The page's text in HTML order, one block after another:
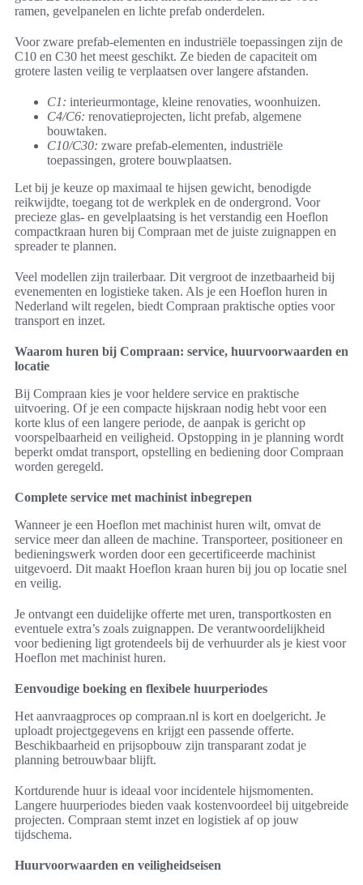
ramen, gevelpanelen en lichte prefab onderdelen.
Voor zware prefab-elementen en industriële toepassingen zijn de
C10 en C30 het meest geschikt. Ze bieden de capaciteit om
grotere lasten veilig te verplaatsen over langere afstanden.
C1: interieurmontage, kleine renovaties, woonhuizen.
C4/C6: renovatieprojecten, licht prefab, algemene
bouwtaken.
C10/C30: zware prefab-elementen, industriële
toepassingen, grotere bouwplaatsen.
Let bij je keuze op maximaal te hijsen gewicht, benodigde
reikwijdte, toegang tot de werkplek en de ondergrond. Voor
precieze glas- en gevelplaatsing is het verstandig een Hoeflon
compactkraan huren bij Compraan met de juiste zuignappen en
spreader te plannen.
Veel modellen zijn trailerbaar. Dit vergroot de inzetbaarheid bij
evenementen en logistieke taken. Als je een Hoeflon huren in
Nederland wilt regelen, biedt Compraan praktische opties voor
transport en inzet.
Waarom huren bij Compraan: service, huurvoorwaarden en
locatie
Bij Compraan kies je voor heldere service en praktische
uitvoering. Of je een compacte hijskraan nodig hebt voor een
korte klus of een langere periode, de aanpak is gericht op
voorspelbaarheid en veiligheid. Opstopping in je planning wordt
beperkt omdat transport, opstelling en bediening door Compraan
worden geregeld.
Complete service met machinist inbegrepen
Wanneer je een Hoeflon met machinist huren wilt, omvat de
service meer dan alleen de machine. Transporteer, positioneer en
bedieningswerk worden door een gecertificeerde machinist
uitgevoerd. Dit maakt Hoeflon kraan huren bij jou op locatie snel
en veilig.
Je ontvangt een duidelijke offerte met uren, transportkosten en
eventuele extra’s zoals zuignappen. De verantwoordelijkheid
voor bediening ligt grotendeels bij de verhuurder als je kiest voor
Hoeflon met machinist huren.
Eenvoudige boeking en flexibele huurperiodes
Het aanvraagproces op compraan.nl is kort en doelgericht. Je
uploadt projectgegevens en krijgt een passende offerte.
Beschikbaarheid en prijsopbouw zijn transparant zodat je
planning betrouwbaar blijft.
Kortdurende huur is ideaal voor incidentele hijsmomenten.
Langere huurperiodes bieden vaak kostenvoordeel bij uitgebreide
projecten. Compraan stemt inzet en logistiek af op jouw
tijdschema.
Huurvoorwaarden en veiligheidseisen